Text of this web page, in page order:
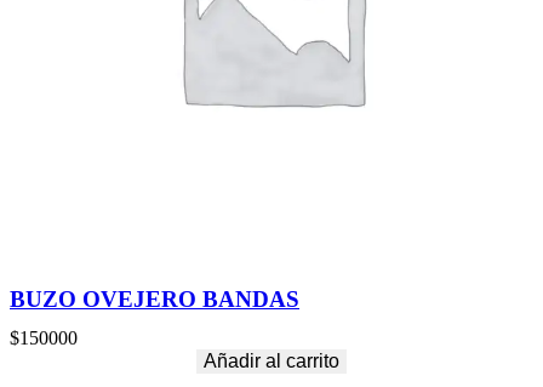
BUZO OVEJERO BANDAS
$150000
Añadir al carrito